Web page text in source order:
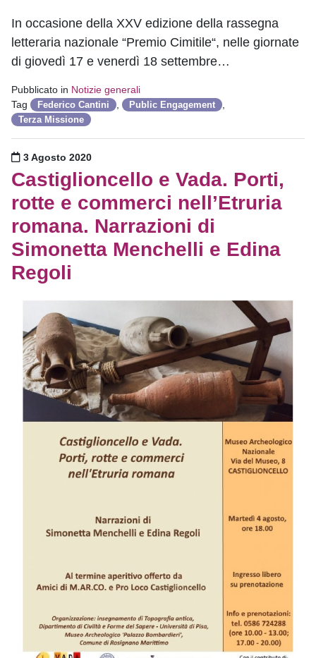
In occasione della XXV edizione della rassegna
letteraria nazionale “Premio Cimitile“, nelle giornate
di giovedì 17 e venerdì 18 settembre…
Pubblicato in Notizie generali
Tag
Federico Cantini Public Engagement
Terza Missione
Pubblicato il
3 Agosto 2020
Castiglioncello e Vada. Porti,
rotte e commerci nell’Etruria
romana. Narrazioni di
Simonetta Menchelli e Edina
Regoli